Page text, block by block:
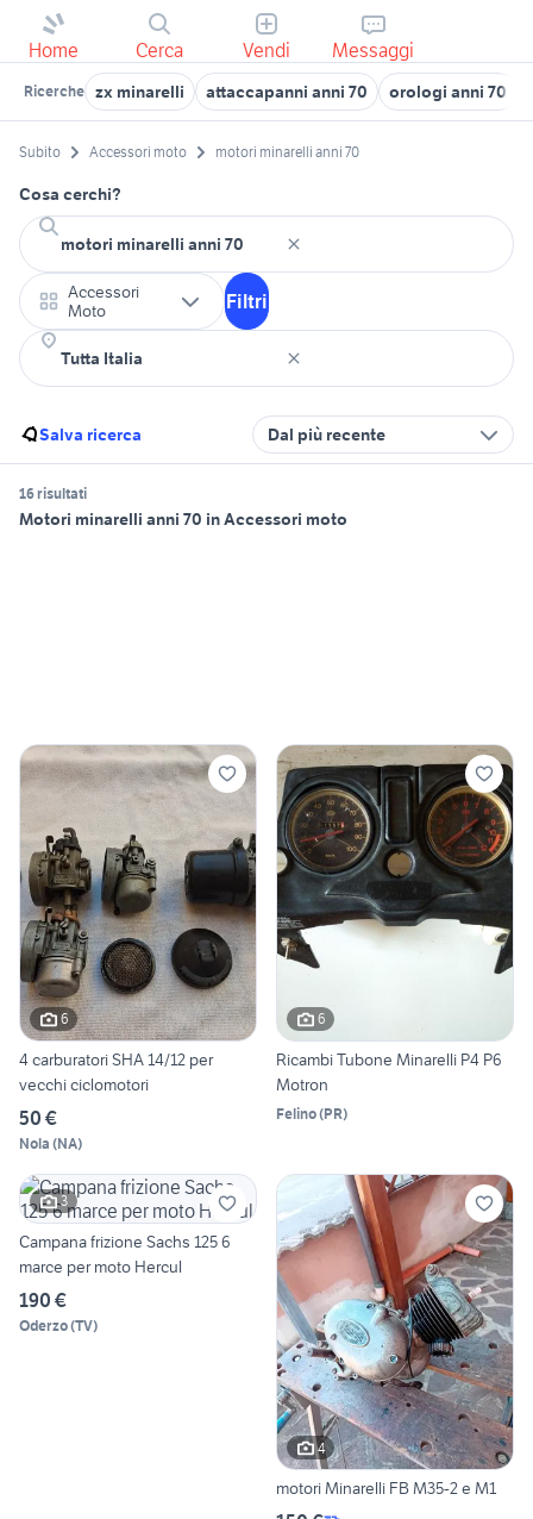
Home Cerca Vendi Messaggi
Ricerche zx minarelli attaccapanni anni 70 orologi anni 70
Subito Accessori moto motori minarelli anni 70
Cosa cerchi?
Accessori
Moto
Filtri
Salva ricerca Dal più recente
16 risultati
Motori minarelli anni 70 in Accessori moto
6
4 carburatori SHA 14/12 per
vecchi ciclomotori
50 €
Nola (NA)
6
Ricambi Tubone Minarelli P4 P6
Motron
Felino(PR)
3
Campana frizione Sachs 125 6
marce per moto Hercul
190 €
Oderzo(TV)
4
motori Minarelli FB M35-2 e M1